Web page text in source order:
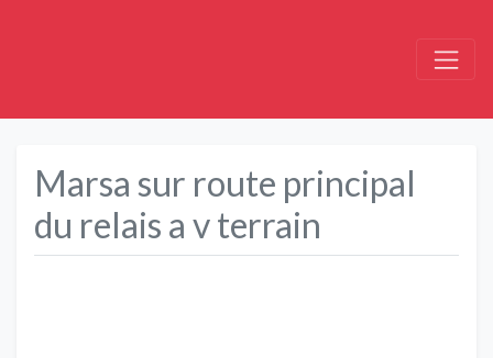
Marsa sur route principal
du relais a v terrain